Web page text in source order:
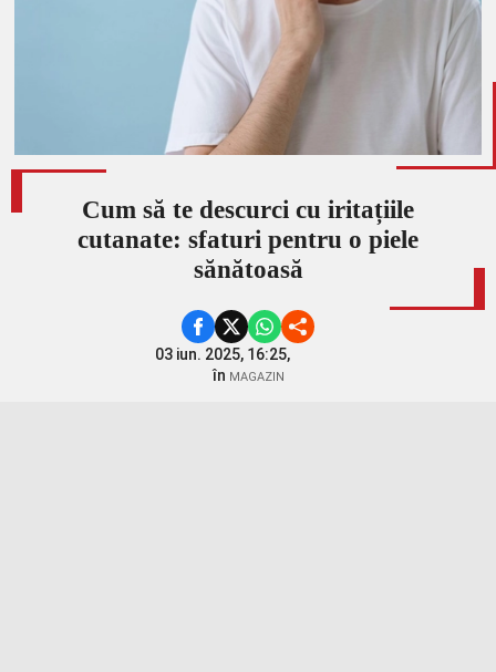
Cum să te descurci cu iritațiile
cutanate: sfaturi pentru o piele
sănătoasă
03 iun. 2025, 16:25,
în MAGAZIN